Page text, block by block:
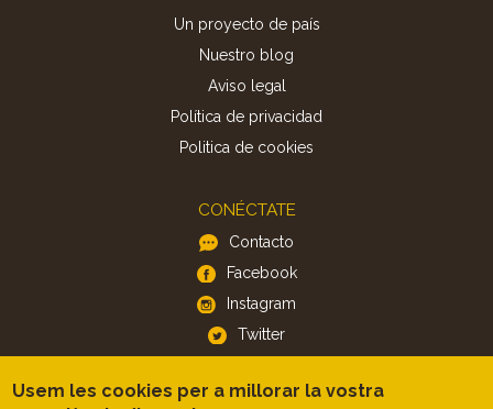
Un proyecto de país
Nuestro blog
Aviso legal
Política de privacidad
Politica de cookies
CONÉCTATE
Contacto
Facebook
Instagram
Twitter
APP
Usem les cookies per a millorar la vostra